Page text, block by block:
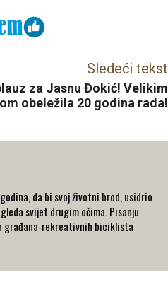
Sledeći tekst
za Jasnu Đokić! Velikim
obeležila 20 godina rada!
da bi svoj životni brod, usidrio
svijet drugim očima. Pisanju
građana-rekreativnih biciklista